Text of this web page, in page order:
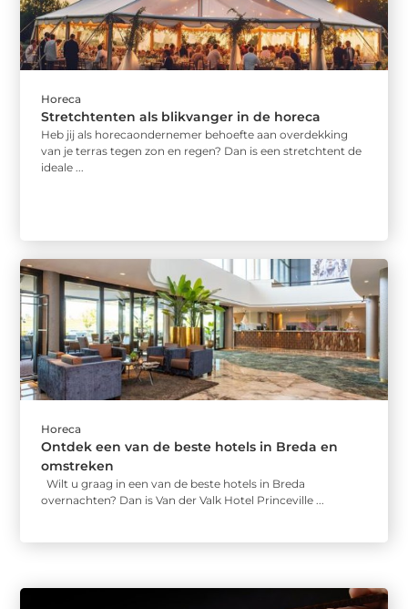
Horeca
Stretchtenten als blikvanger in de horeca
Heb jij als horecaondernemer behoefte aan overdekking
van je terras tegen zon en regen? Dan is een stretchtent de
ideale ...
Horeca
Ontdek een van de beste hotels in Breda en
omstreken
Wilt u graag in een van de beste hotels in Breda
overnachten? Dan is Van der Valk Hotel Princeville ...